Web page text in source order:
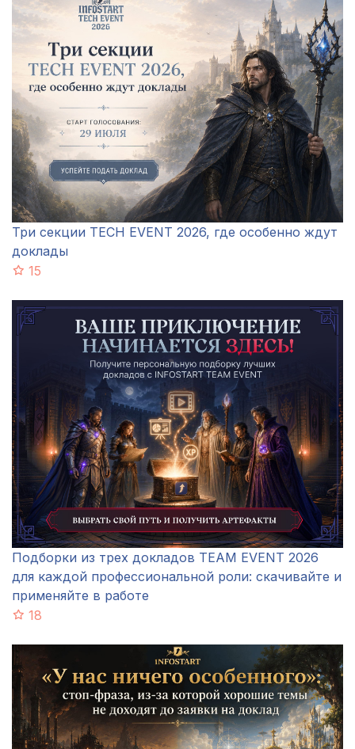
Три секции TECH EVENT 2026, где особенно ждут
доклады
15
Подборки из трех докладов TEAM EVENT 2026
для каждой профессиональной роли: скачивайте и
применяйте в работе
18